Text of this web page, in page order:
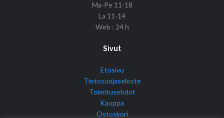
Ma-Pe 11-18
La 11-14
Web : 24 h
Sivut
Etusivu
Tietosuojaseloste
Toimitusehdot
Kauppa
Ostoskori